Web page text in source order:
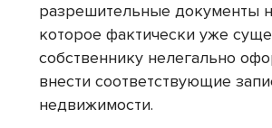
разрешительные документы
которое фактически уже
собственнику нелегально
внести соответствующие
недвижимости.